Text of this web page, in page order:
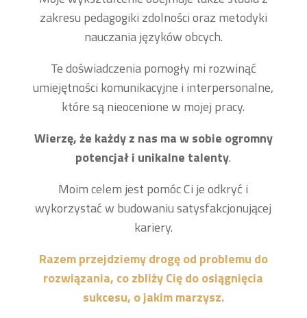
zakresu pedagogiki zdolności oraz metodyki
nauczania języków obcych.
Te doświadczenia pomogły mi rozwinąć
umiejętności komunikacyjne i interpersonalne,
które są nieocenione w mojej pracy.
Wierzę, że każdy z nas ma w sobie ogromny
potencjał i unikalne talenty.
Moim celem jest pomóc Ci je odkryć i
wykorzystać w budowaniu satysfakcjonującej
kariery.
Razem przejdziemy drogę od problemu do
rozwiązania, co zbliży Cię do osiągnięcia
sukcesu, o jakim marzysz.